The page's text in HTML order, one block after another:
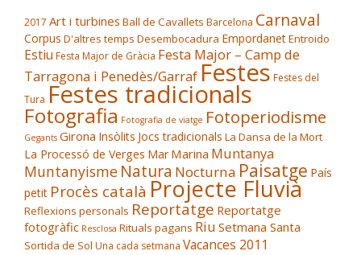
2017 Art i turbines Ball de Cavallets Barcelona Carnaval
Corpus D'altres temps Desembocadura EmpordanetEntroido
Estiu Festa Major de Gràcia Festa Major – Camp de
Tarragona i Penedès/Garraf Festes Festes del
Tura Festes tradicionals
Fotografia Fotografia de viatge Fotoperiodisme
Gegants Girona Insòlits Jocs tradicionals La Dansa de la Mort
La Processó de Verges Mar Marina Muntanya
Muntanyisme Natura Nocturna Paisatge País
petit Procès català Projecte Fluvià
Reflexions personals Reportatge Reportatge
fotogràfic Resclosa Rituals pagans Riu Setmana Santa
Sortida de Sol Una cada setmana Vacances 2011